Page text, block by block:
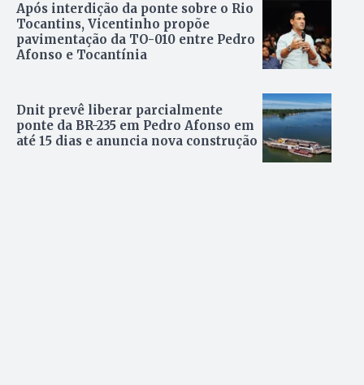
Após interdição da ponte sobre o Rio
Tocantins, Vicentinho propõe
pavimentação da TO-010 entre Pedro
Afonso e Tocantínia
Dnit prevê liberar parcialmente
ponte da BR-235 em Pedro Afonso em
até 15 dias e anuncia nova construção